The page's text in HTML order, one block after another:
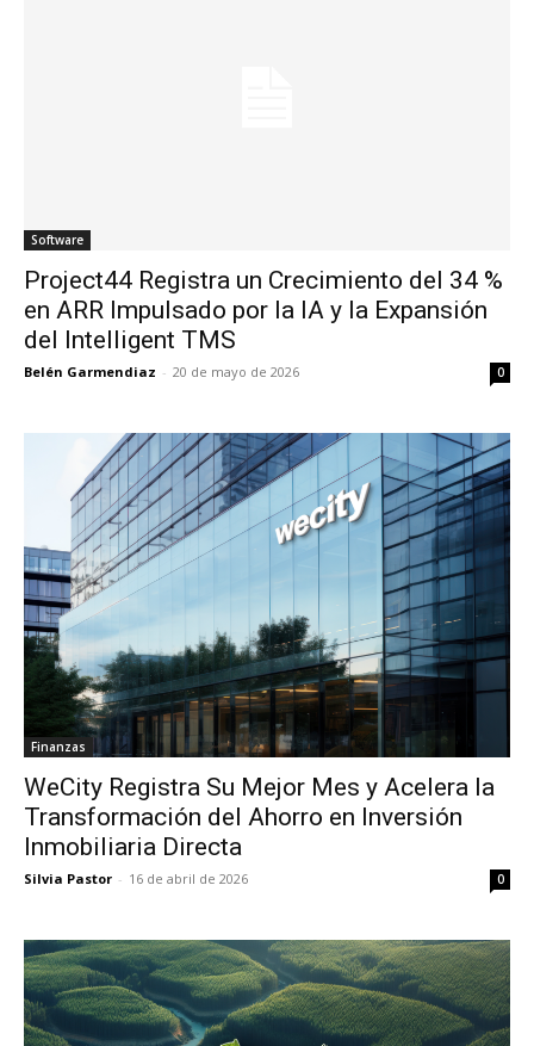
Software
Project44 Registra un Crecimiento del 34 %
en ARR Impulsado por la IA y la Expansión
del Intelligent TMS
Belén Garmendiaz - 20 de mayo de 2026 0
Finanzas
WeCity Registra Su Mejor Mes y Acelera la
Transformación del Ahorro en Inversión
Inmobiliaria Directa
Silvia Pastor - 16 de abril de 2026 0